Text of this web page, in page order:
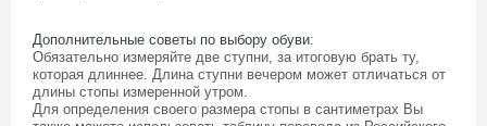
Дополнительные советы по выбору обуви:
Обязательно измеряйте две ступни, за итоговую брать ту,
которая длиннее. Длина ступни вечером может отличаться от
длины стопы измеренной утром.
Для определения своего размера стопы в сантиметрах Вы